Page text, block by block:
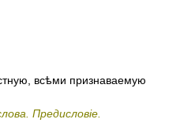
всѣми признаваемую
Предисловіе.